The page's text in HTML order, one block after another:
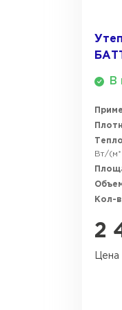
В
Вт/
Кол-
2
Цена